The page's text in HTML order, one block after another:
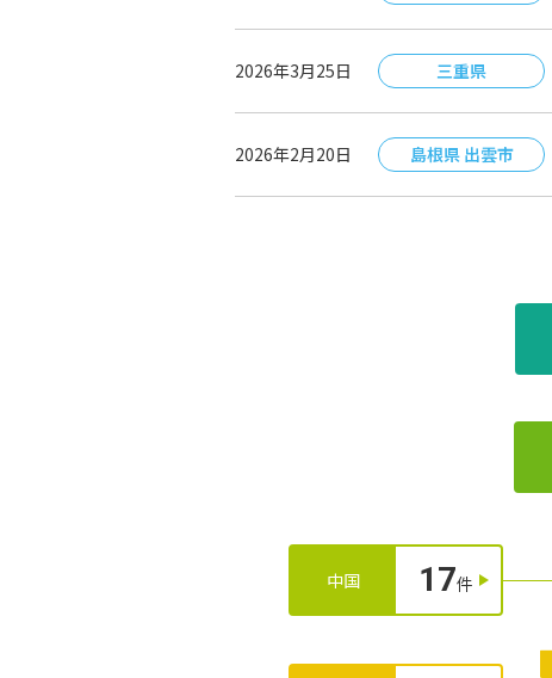
2026年3月25日 三重県
2026年2月20日 島根県 出雲市
中国 17件